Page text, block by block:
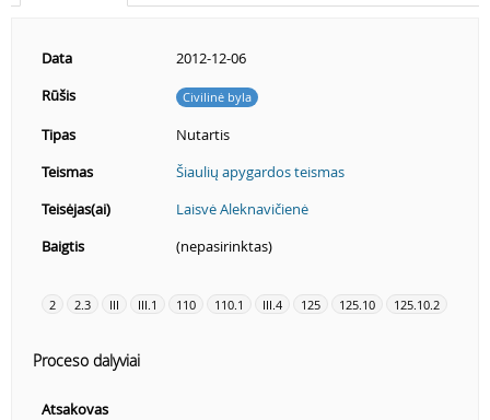
Data
2012-12-06
Rūšis
Civilinė byla
Tipas
Nutartis
Teismas
Šiaulių apygardos teismas
Teisėjas(ai)
Laisvė Aleknavičienė
Baigtis
(nepasirinktas)
2 2.3 III III.1 110 110.1 III.4 125 125.10 125.10.2
Proceso dalyviai
Atsakovas